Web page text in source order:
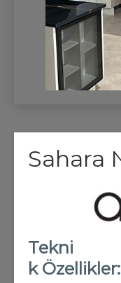
Sahara
Tekni
k Özellikler: